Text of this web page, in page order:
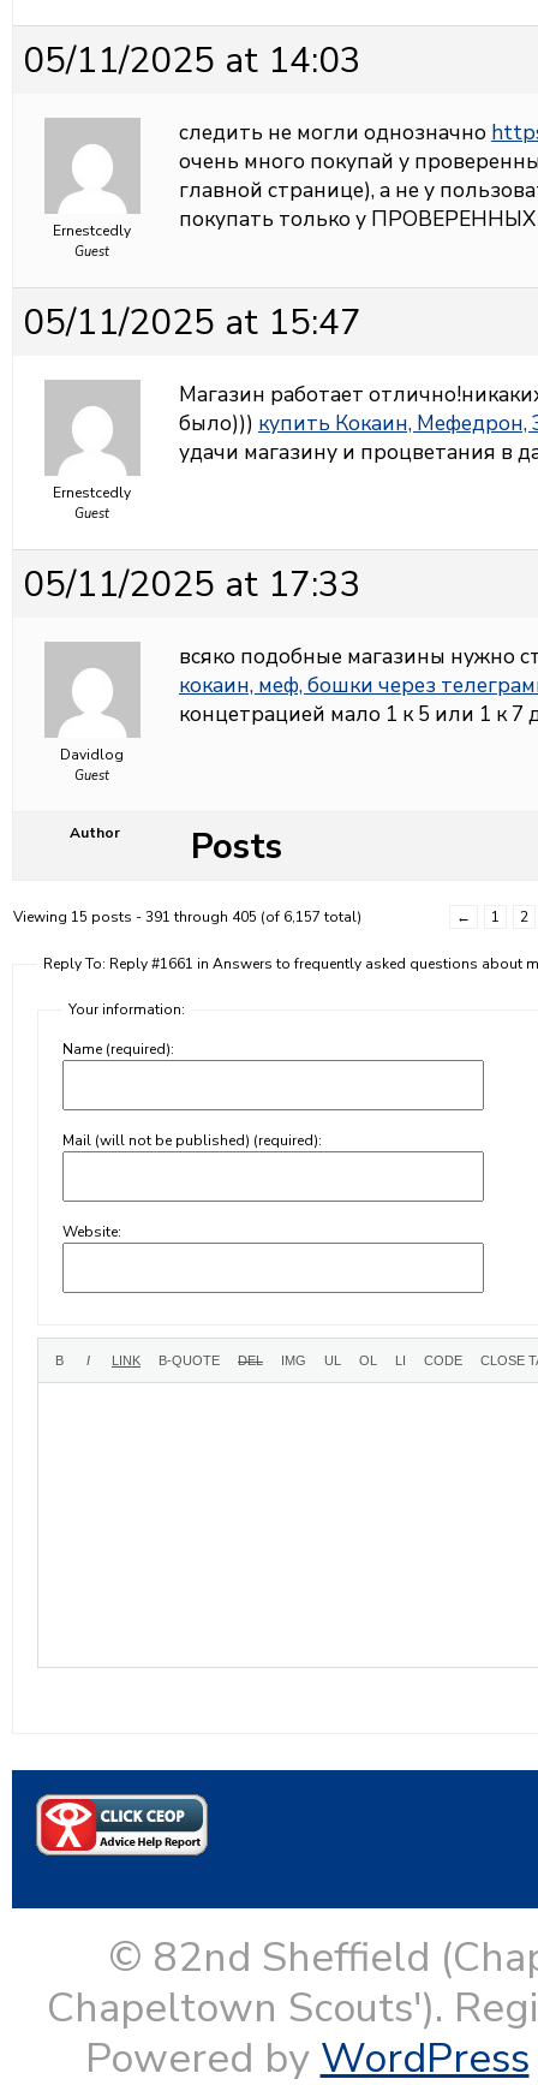
05/11/2025 at 14:03
Ernestcedly
Guest
следить не могли однозначно
очень много покупай у
главной странице), а не у
покупать только у ПРОВЕРЕННЫХ
05/11/2025 at 15:47
Ernestcedly
Guest
Магазин работает
было))) купить Кокаин, Мефедрон,
удачи магазину и процветания в
05/11/2025 at 17:33
Davidlog
Guest
всяко подобные магазины нужно
кокаин, меф, бошки через
концетрацией мало 1 к 5 или 1 к
Author Posts
Viewing 15 posts - 391 through 405 (of 6,157 total) ← 1 2
Reply To: Reply #1661 in Answers to frequently asked questions about
Your information:
Name (required):
Mail (will not be published) (required):
Website:
© 82nd Sheffield
Chapeltown Scouts').
Powered by WordPress